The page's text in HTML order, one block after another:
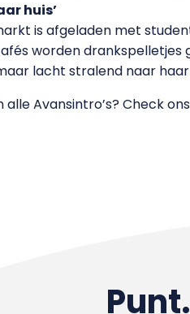
huis’
is afgeladen met
worden drankspelletjes
lacht stralend naar
alle Avansintro’s? Check